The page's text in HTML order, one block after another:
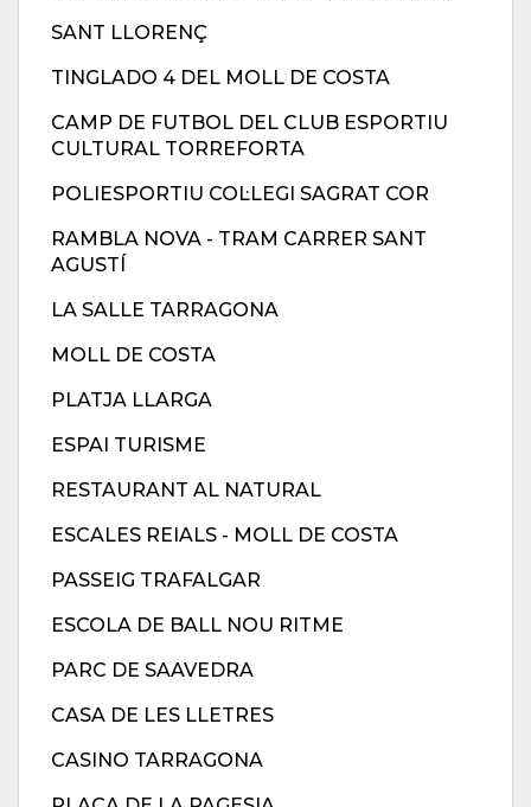
SANT LLORENÇ
TINGLADO 4 DEL MOLL DE COSTA
CAMP DE FUTBOL DEL CLUB ESPORTIU
CULTURAL TORREFORTA
POLIESPORTIU COL·LEGI SAGRAT COR
RAMBLA NOVA - TRAM CARRER SANT
AGUSTÍ
LA SALLE TARRAGONA
MOLL DE COSTA
PLATJA LLARGA
ESPAI TURISME
RESTAURANT AL NATURAL
ESCALES REIALS - MOLL DE COSTA
PASSEIG TRAFALGAR
ESCOLA DE BALL NOU RITME
PARC DE SAAVEDRA
CASA DE LES LLETRES
CASINO TARRAGONA